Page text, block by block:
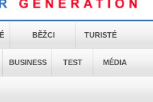
BĚŽCI TURISTÉ
BUSINESS TEST MÉDIA